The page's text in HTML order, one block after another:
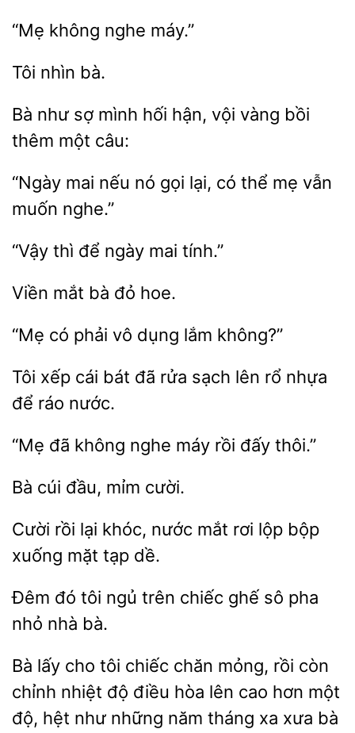
nghe
Bà như sợ mình hối vội
bồi
thêm một
“Ngày mai nó gọi
thể mẹ vẫn
muốn nghe.”
“Vậy ngày tính.”
mắt hoe.
có vô lắm không?”
Tôi xếp cái bát sạch lên
nhựa
để ráo nước.
“Mẹ đã máy rồi thôi.”
Bà cười.
Cười rồi khóc, nước rơi
bộp
xuống mặt tạp dề.
Đêm đó tôi ngủ
ghế sô
nhỏ nhà bà.
Bà lấy cho tôi chiếc chăn mỏng, rồi còn
chỉnh nhiệt độ điều hòa lên cao hơn
hệt như những năm tháng xa xưa bà